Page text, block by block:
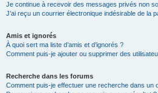
Je continue à recevoir des messages privés non
J’ai reçu un courrier électronique indésirable de la
Amis et ignorés
À quoi sert ma liste d’amis et d’ignorés ?
Comment puis-je ajouter ou supprimer des
Recherche dans les forums
Comment puis-je effectuer une recherche dans un